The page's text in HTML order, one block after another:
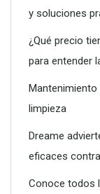
Conoce todos
y soluciones
¿Qué precio
para entender
Mantenimiento
limpieza
Dreame
eficaces
Conoce todos